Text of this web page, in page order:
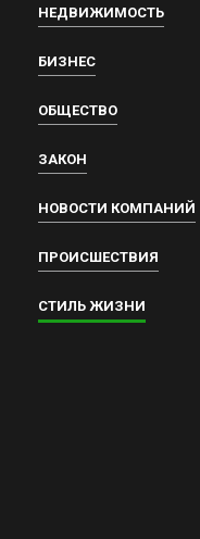
НЕДВИЖИМОСТЬ
БИЗНЕС
ОБЩЕСТВО
ЗАКОН
НОВОСТИ КОМПАНИЙ
ПРОИСШЕСТВИЯ
СТИЛЬ ЖИЗНИ